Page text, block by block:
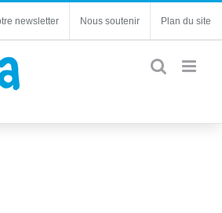
newsletter Nous soutenir Plan du site